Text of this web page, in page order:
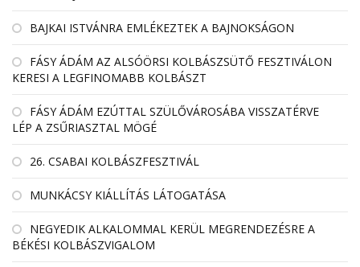
BAJKAI ISTVÁNRA EMLÉKEZTEK A BAJNOKSÁGON
FÁSY ÁDÁM AZ ALSÓÖRSI KOLBÁSZSÜTŐ FESZTIVÁLON
KERESI A LEGFINOMABB KOLBÁSZT
FÁSY ÁDÁM EZÚTTAL SZÜLŐVÁROSÁBA VISSZATÉRVE
LÉP A ZSŰRIASZTAL MÖGÉ
26. CSABAI KOLBÁSZFESZTIVÁL
MUNKÁCSY KIÁLLÍTÁS LÁTOGATÁSA
NEGYEDIK ALKALOMMAL KERÜL MEGRENDEZÉSRE A
BÉKÉSI KOLBÁSZVIGALOM